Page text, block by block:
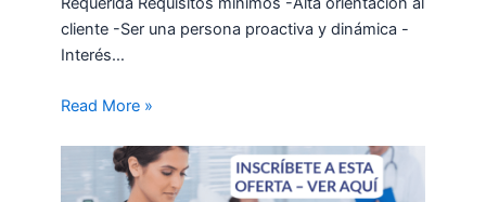
cliente -Ser una persona proactiva y dinámica -
Interés…
Read More »